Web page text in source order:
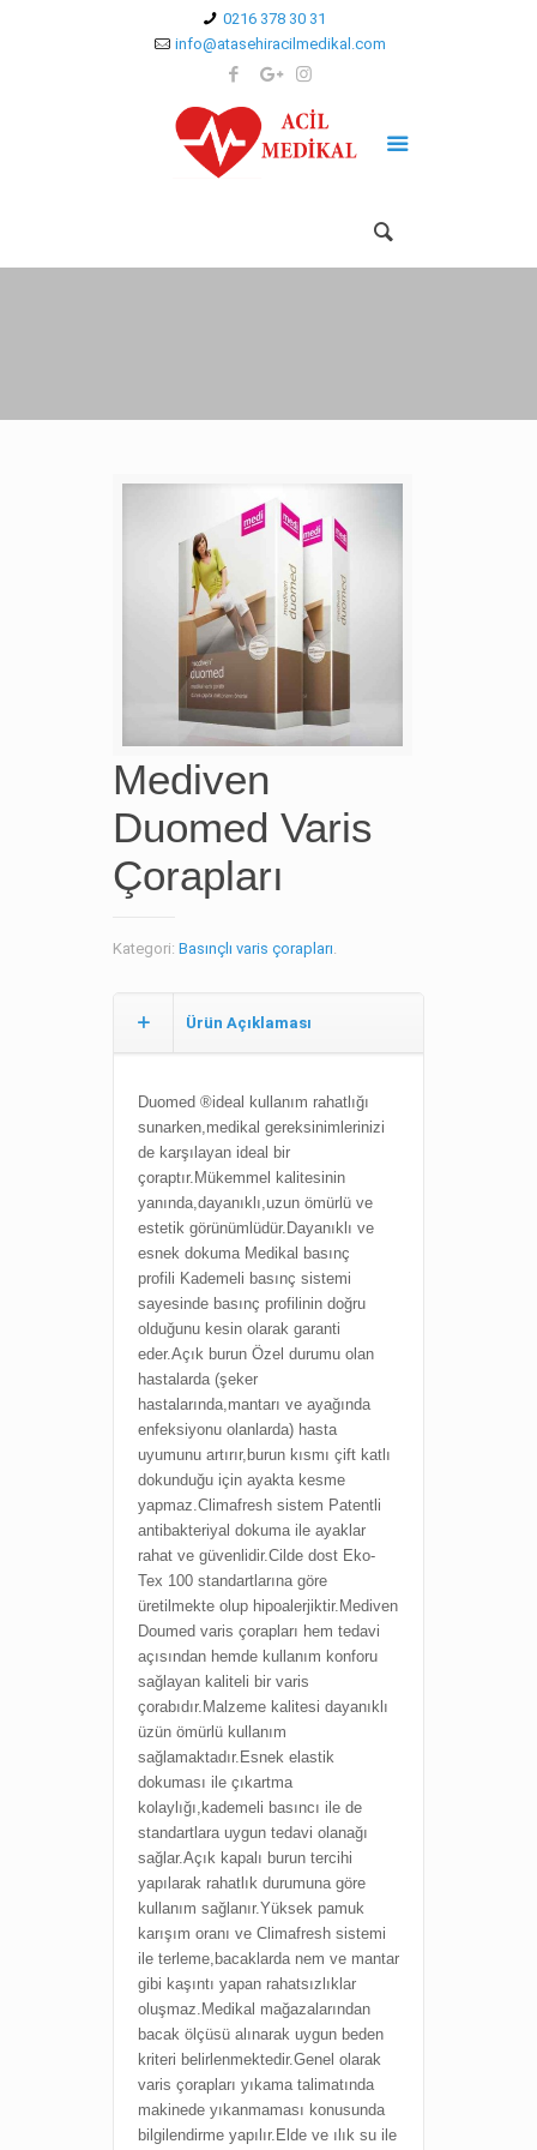
0216 378 30 31
info@atasehiracilmedikal.com
Mediven
Duomed Varis
Çorapları
Kategori: Basınçlı varis çorapları.
Ürün Açıklaması
Duomed ®ideal kullanım rahatlığı
sunarken,medikal gereksinimlerinizi
de karşılayan ideal bir
çoraptır.Mükemmel kalitesinin
yanında,dayanıklı,uzun ömürlü ve
estetik görünümlüdür. Dayanıklı ve
esnek dokuma Medikal basınç
profili Kademeli basınç sistemi
sayesinde basınç profilinin doğru
olduğunu kesin olarak garanti
eder.Açık burun Özel durumu olan
hastalarda (şeker
hastalarında,mantarı ve ayağında
enfeksiyonu olanlarda) hasta
uyumunu artırır,burun kısmı çift katlı
dokunduğu için ayakta kesme
yapmaz.Climafresh sistem Patentli
antibakteriyal dokuma ile ayaklar
rahat ve güvenlidir.Cilde dost Eko-
Tex 100 standartlarına göre
üretilmekte olup hipoalerjiktir.Mediven
Doumed varis çorapları hem tedavi
açısından hemde kullanım konforu
sağlayan kaliteli bir varis
çorabıdır.Malzeme kalitesi dayanıklı
üzün ömürlü kullanım
sağlamaktadır.Esnek elastik
dokuması ile çıkartma
kolaylığı,kademeli basıncı ile de
standartlara uygun tedavi olanağı
sağlar.Açık kapalı burun tercihi
yapılarak rahatlık durumuna göre
kullanım sağlanır.Yüksek pamuk
karışım oranı ve Climafresh sistemi
ile terleme,bacaklarda nem ve mantar
gibi kaşıntı yapan rahatsızlıklar
oluşmaz.Medikal mağazalarından
bacak ölçüsü alınarak uygun beden
kriteri belirlenmektedir.Genel olarak
varis çorapları yıkama talimatında
makinede yıkanmaması konusunda
bilgilendirme yapılır.Elde ve ılık su ile